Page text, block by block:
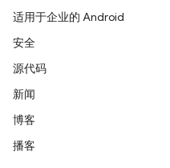
适用于企业的 Android
安全
源代码
新闻
博客
播客